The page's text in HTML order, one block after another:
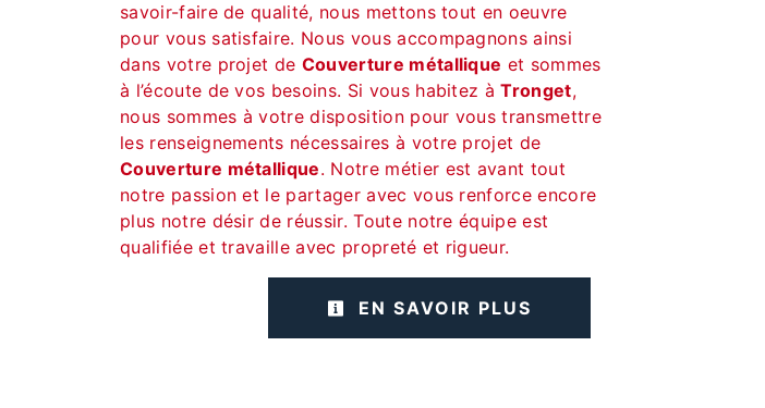
savoir-faire de qualité, nous mettons tout en oeuvre
pour vous satisfaire. Nous vous accompagnons ainsi
dans votre projet de Couverture métallique et sommes
à l’écoute de vos besoins. Si vous habitez àTronget,
nous sommes à votre disposition pour vous transmettre
les renseignements nécessaires à votre projet de
Couverture métallique. Notre métier est avant tout
notre passion et le partager avec vous renforce encore
plus notre désir de réussir. Toute notre équipe est
qualifiée et travaille avec propreté et rigueur.
EN SAVOIR PLUS